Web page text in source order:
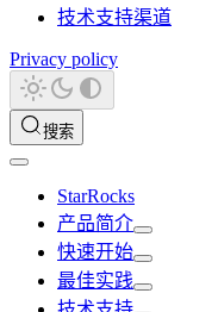
技术支持渠道
Privacy policy
搜索
StarRocks
产品简介
快速开始
最佳实践